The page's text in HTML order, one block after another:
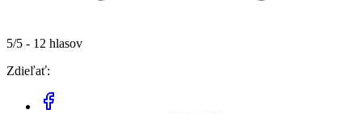
5/5 - 12 hlasov
Zdieľať: